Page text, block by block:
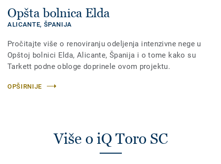
Opšta bolnica Elda
ALICANTE, ŠPANIJA
Pročitajte više o renoviranju odeljenja intenzivne nege u
Opštoj bolnici Elda, Alicante, Španija i o tome kako su
Tarkett podne obloge doprinele ovom projektu.
OPŠIRNIJE
Više o iQ Toro SC